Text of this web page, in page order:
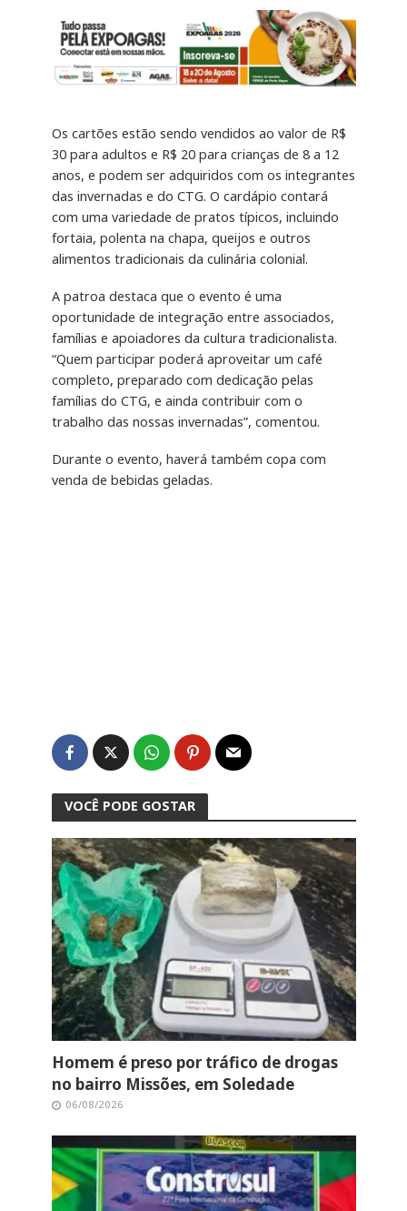
Os cartões estão sendo vendidos ao valor de R$
30 para adultos e R$ 20 para crianças de 8 a 12
anos, e podem ser adquiridos com os integrantes
das invernadas e do CTG. O cardápio contará
com uma variedade de pratos típicos, incluindo
fortaia, polenta na chapa, queijos e outros
alimentos tradicionais da culinária colonial.
A patroa destaca que o evento é uma
oportunidade de integração entre associados,
famílias e apoiadores da cultura tradicionalista.
“Quem participar poderá aproveitar um café
completo, preparado com dedicação pelas
famílias do CTG, e ainda contribuir com o
trabalho das nossas invernadas”, comentou.
Durante o evento, haverá também copa com
venda de bebidas geladas.
VOCÊ PODE GOSTAR
Homem é preso por tráfico de drogas
no bairro Missões, em Soledade
06/08/2026